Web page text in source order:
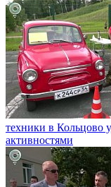
техники в Кольцово
активностями